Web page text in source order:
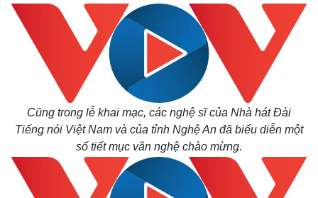
Kinh tế
Bất động sản
Thị trường
Giá vàng
Cũng trong lễ khai mạc, các nghệ sĩ của Nhà hát Đài
Tiếng nói Việt Nam và của tỉnh Nghệ An đã biểu diễn một
số tiết mục văn nghệ chào mừng.